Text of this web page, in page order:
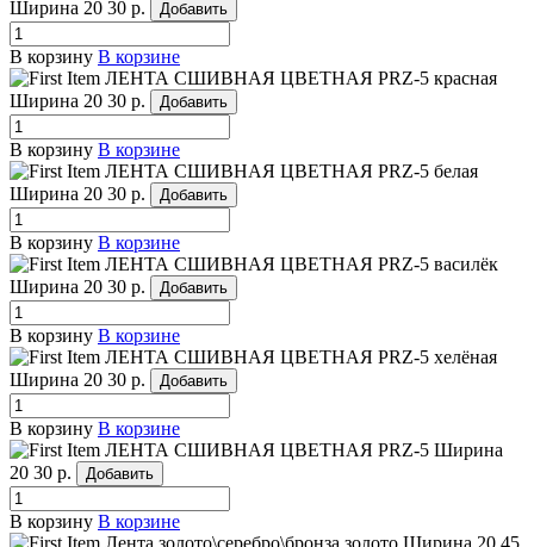
Ширина 20 30 р. Добавить
В корзину В корзине
ЛЕНТА СШИВНАЯ ЦВЕТНАЯ PRZ-5 красная
Ширина 20 30 р. Добавить
В корзину В корзине
ЛЕНТА СШИВНАЯ ЦВЕТНАЯ PRZ-5 белая
Ширина 20 30 р. Добавить
В корзину В корзине
ЛЕНТА СШИВНАЯ ЦВЕТНАЯ PRZ-5 василёк
Ширина 20 30 р. Добавить
В корзину В корзине
ЛЕНТА СШИВНАЯ ЦВЕТНАЯ PRZ-5 хелёная
Ширина 20 30 р. Добавить
В корзину В корзине
ЛЕНТА СШИВНАЯ ЦВЕТНАЯ PRZ-5 Ширина
20 30 р. Добавить
В корзину В корзине
Лента золото\серебро\бронза золото Ширина 20 45